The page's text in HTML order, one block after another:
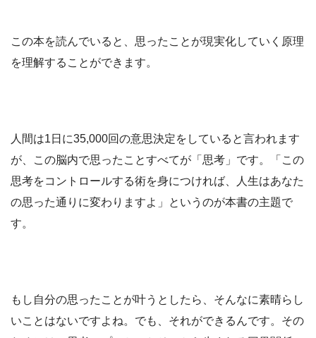
この本を読んでいると、思ったことが現実化していく原理
を理解することができます。
人間は1日に35,000回の意思決定をしていると言われます
が、この脳内で思ったことすべてが「思考」です。「この
思考をコントロールする術を身につければ、人生はあなた
の思った通りに変わりますよ」というのが本書の主題で
す。
もし自分の思ったことが叶うとしたら、そんなに素晴らし
いことはないですよね。でも、それができるんです。その